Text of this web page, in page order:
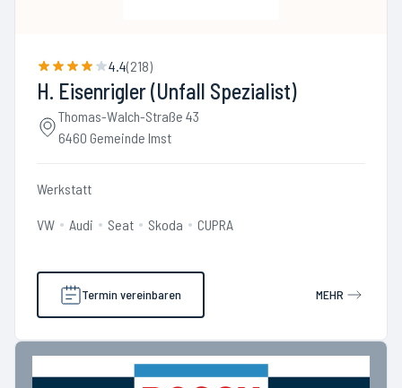
4.4(218)
H. Eisenrigler (Unfall Spezialist)
Thomas-Walch-Straße 43
6460 Gemeinde Imst
Werkstatt
VW Audi Seat Skoda CUPRA
Termin vereinbaren MEHR